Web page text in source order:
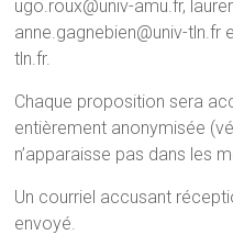
ugo.roux@univ-amu.fr,
anne.gagnebien@univ-tln.fr
tln.fr.
Chaque proposition sera
entièrement anonymisée
n’apparaisse pas dans les
Un courriel accusant
envoyé.